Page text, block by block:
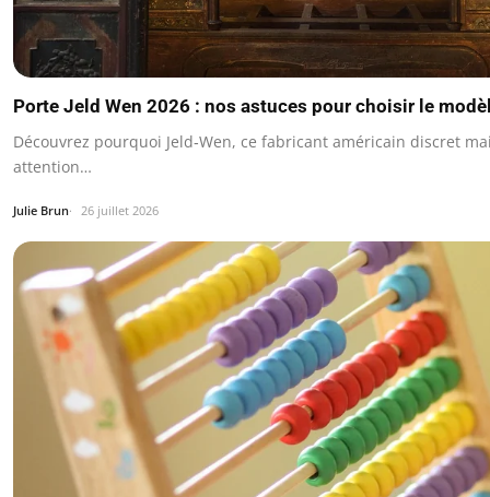
Porte Jeld Wen 2026 : nos astuces pour choisir le
Découvrez pourquoi Jeld‑Wen, ce fabricant américain discret
attention…
Julie Brun 26 juillet 2026